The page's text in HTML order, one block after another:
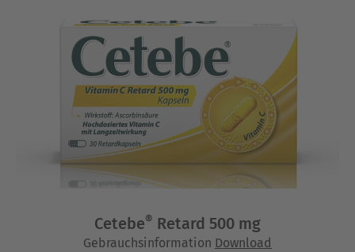
Cetebe® Retard 500 mg
Gebrauchsinformation Download